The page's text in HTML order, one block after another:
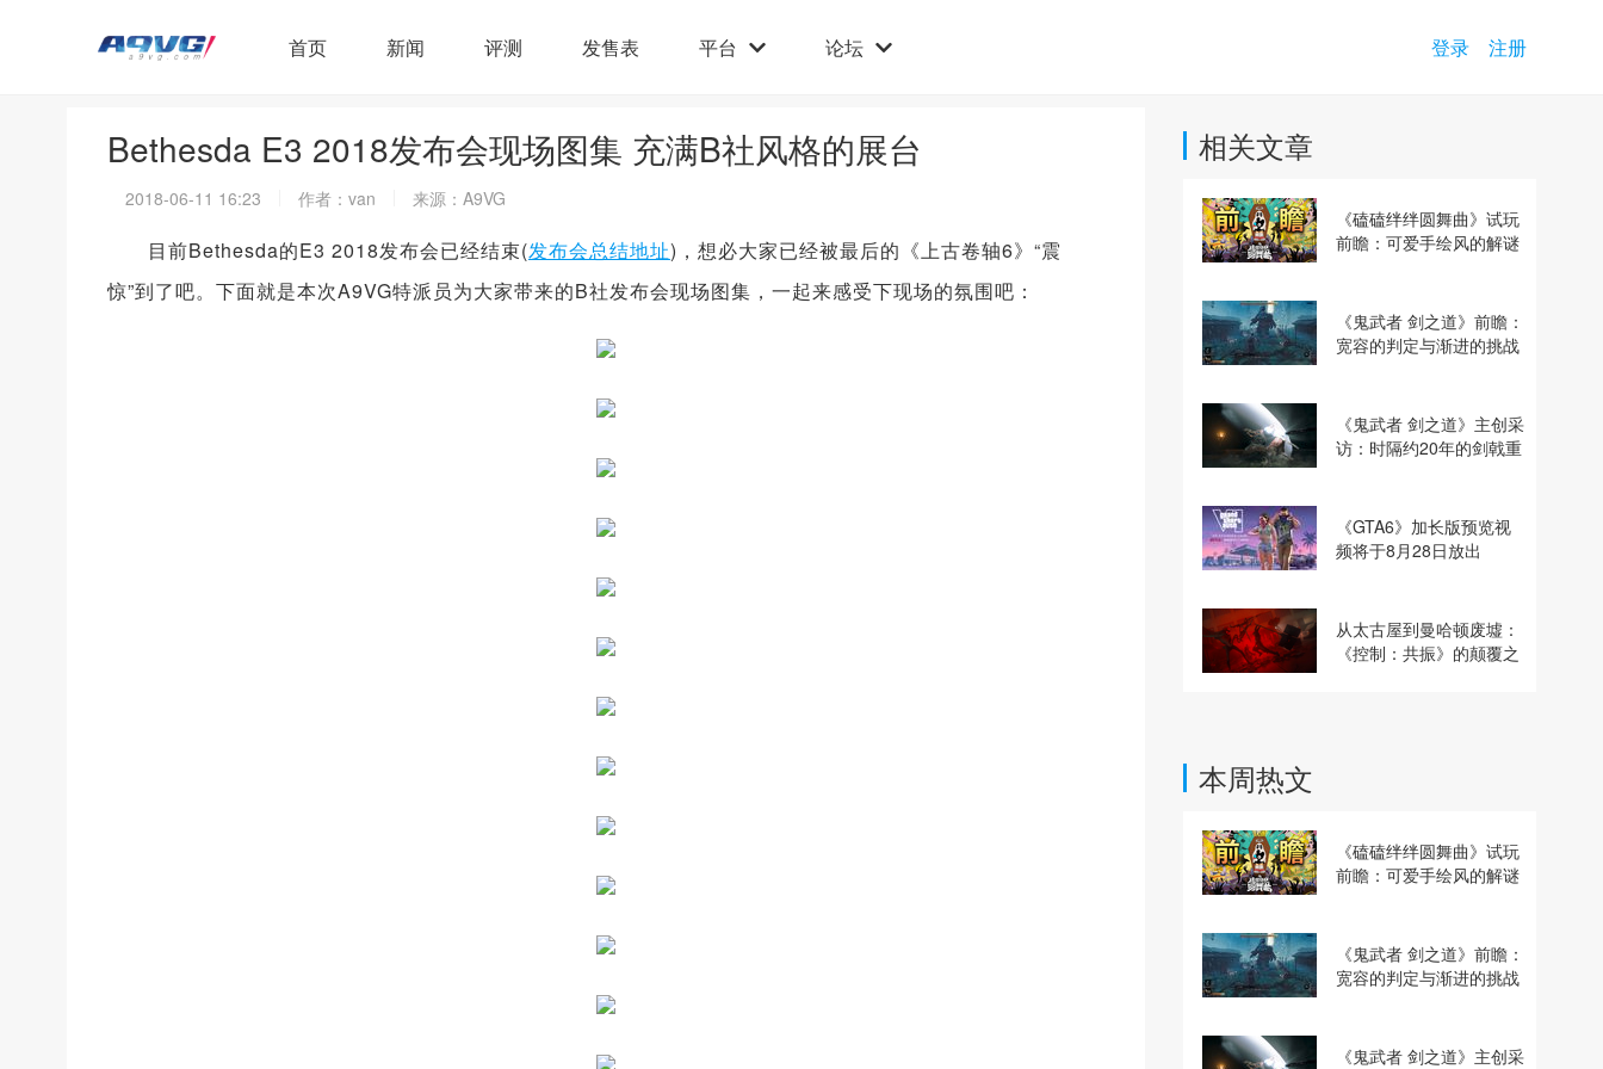
首页 新闻 评测 发售表 平台 论坛 登录 注册
Bethesda E3 2018发布会现场图集 充满B社风格的展台
2018-06-11 16:23 作者：van 来源：A9VG
目前Bethesda的E3 2018发布会已经结束(发布会总结地址)，想必大家已经被最后的《上古卷轴6》“震
惊”到了吧。下面就是本次A9VG特派员为大家带来的B社发布会现场图集，一起来感受下现场的氛围吧：
相关文章
《磕磕绊绊圆舞曲》试玩
前瞻：可爱手绘风的解谜
《鬼武者 剑之道》前瞻：
宽容的判定与渐进的挑战
《鬼武者 剑之道》主创采
访：时隔约20年的剑戟重
《GTA6》加长版预览视
频将于8月28日放出
从太古屋到曼哈顿废墟：
《控制：共振》的颠覆之
本周热文
《磕磕绊绊圆舞曲》试玩
前瞻：可爱手绘风的解谜
《鬼武者 剑之道》前瞻：
宽容的判定与渐进的挑战
《鬼武者 剑之道》主创采